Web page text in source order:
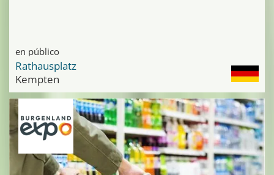
en público
Rathausplatz
Kempten